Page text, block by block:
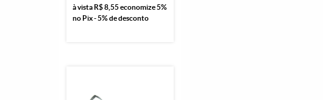
à vista R$ 8,55economize5%
no Pix - 5% de desconto